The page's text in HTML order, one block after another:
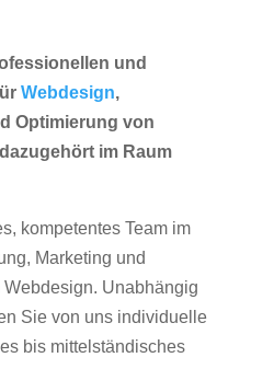
und
Webdesign,
Optimierung von
im Raum
kompetentes Team im
Marketing und
Webdesign. Unabhängig
Sie von uns individuelle
bis mittelständisches